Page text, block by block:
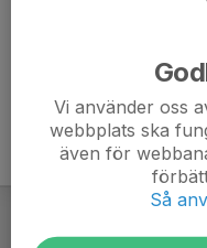
Vi använder oss
webbplats ska
även för
Så